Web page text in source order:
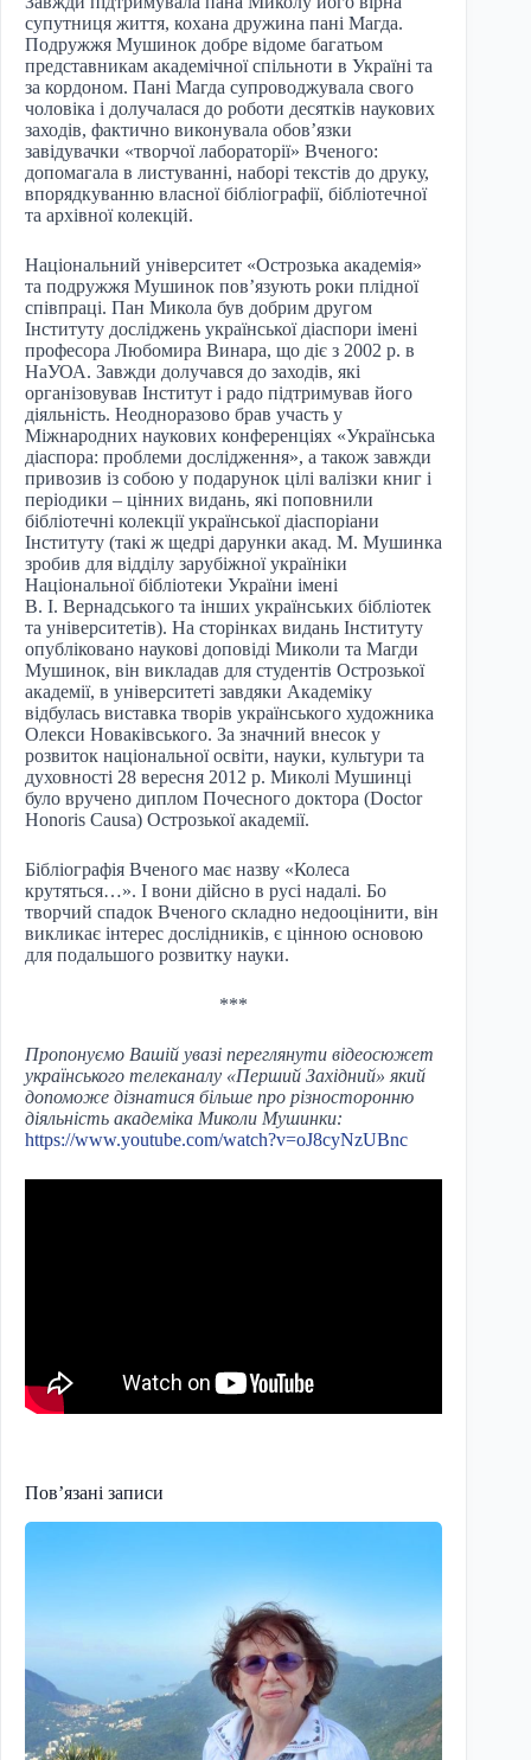
супутниця життя, кохана дружина пані Магда.
Подружжя Мушинок добре відоме багатьом
представникам академічної спільноти в Україні та
за кордоном. Пані Магда супроводжувала свого
чоловіка і долучалася до роботи десятків наукових
заходів, фактично виконувала обов’язки
завідувачки «творчої лабораторії» Вченого:
допомагала в листуванні, наборі текстів до друку,
впорядкуванню власної бібліографії, бібліотечної
та архівної колекцій.
Національний університет «Острозька академія»
та подружжя Мушинок пов’язують роки плідної
співпраці. Пан Микола був добрим другом
Інституту досліджень української діаспори імені
професора Любомира Винара, що діє з 2002 р. в
НаУОА. Завжди долучався до заходів, які
організовував Інститут і радо підтримував його
діяльність. Неодноразово брав участь у
Міжнародних наукових конференціях «Українська
діаспора: проблеми дослідження», а також завжди
привозив із собою у подарунок цілі валізки книг і
періодики – цінних видань, які поповнили
бібліотечні колекції української діаспоріани
Інституту (такі ж щедрі дарунки акад. М. Мушинка
зробив для відділу зарубіжної україніки
Національної бібліотеки України імені
В. І. Вернадського та інших українських бібліотек
та університетів). На сторінках видань Інституту
опубліковано наукові доповіді Миколи та Магди
Мушинок, він викладав для студентів Острозької
академії, в університеті завдяки Академіку
відбулась виставка творів українського художника
Олекси Новаківського. За значний внесок у
розвиток національної освіти, науки, культури та
духовності 28 вересня 2012 р. Миколі Мушинці
було вручено диплом Почесного доктора (Doctor
Honoris Causa) Острозької академії.
Бібліографія Вченого має назву «Колеса
крутяться…». І вони дійсно в русі надалі. Бо
творчий спадок Вченого складно недооцінити, він
викликає інтерес дослідників, є цінною основою
для подальшого розвитку науки.
***
Пропонуємо Вашій увазі переглянути відеосюжет
українського телеканалу «Перший Західний» який
допоможе дізнатися більше про різносторонню
діяльність академіка Миколи Мушинки:
https://www.youtube.com/watch?v=oJ8cyNzUBnc
Пов’язані записи